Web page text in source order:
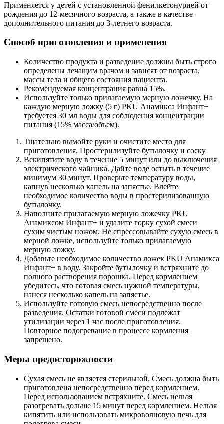
Применяется у детей с установленной фенилкетонурией от
рождения до 12-месячного возраста, а также в качестве
дополнительного питания до 3-летнего возраста.
Способ приготовления и применения
Количество продукта и разведение должны быть строго
определены лечащим врачом и зависят от возраста,
массы тела и общего состояния пациента.
Рекомендуемая концентрация равна 15%.
Используйте только прилагаемую мерную ложечку. На
каждую мерную ложку (5 г) PKU Анамикса Инфант+
требуется 30 мл воды для соблюдения концентрации
питания (15% масса/объем).
Тщательно вымойте руки и очистите место для
приготовления. Простерилизуйте бутылочку и соску
Вскипятите воду в течение 5 минут или до выключения
электрического чайника. Дайте воде остыть в течение
минимум 30 минут. Проверьте температуру воды,
капнув несколько капель на запястье. Влейте
необходимое количество воды в простерилизованную
бутылочку.
Наполните прилагаемую мерную ложечку PKU
Анамиксом Инфант+ и удалите горку сухой смеси
сухим чистым ножом. Не спрессовывайте сухую смесь в
мерной ложке, используйте только прилагаемую
мерную ложку.
Добавьте необходимое количество ложек PKU Анамикса
Инфант+ в воду. Закройте бутылочку и встряхните до
полного растворения порошка. Перед кормлением
убедитесь, что готовая смесь нужной температуры,
нанеся несколько капель на запястье.
Используйте готовую смесь непосредственно после
разведения. Остатки готовой смеси подлежат
утилизации через 1 час после приготовления.
Повторное подогревание в процессе кормления
запрещено.
Меры предосторожности
Сухая смесь не является стерильной. Смесь должна быть
приготовлена непосредственно перед кормлением.
Перед использованием встряхните. Смесь нельзя
разогревать дольше 15 минут перед кормлением. Нельзя
кипятить или использовать микроволновую печь для